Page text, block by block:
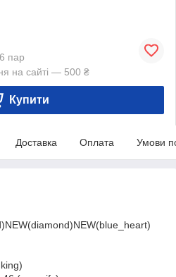
пар
на сайті — 500 ₴
Купити
Доставка Оплата Умови